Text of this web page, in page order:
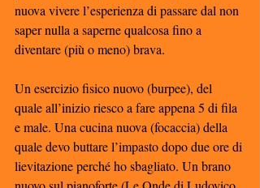
nuova vivere l’esperienza di passare dal non
saper nulla a saperne qualcosa fino a
diventare (più o meno) brava.
Un esercizio fisico nuovo (burpee), del
quale all’inizio riesco a fare appena 5 di fila
e male. Una cucina nuova (focaccia) della
quale devo buttare l’impasto dopo due ore di
lievitazione perché ho sbagliato. Un brano